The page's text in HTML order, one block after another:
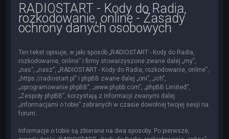
RADIOSTART - Kody do Radia,
rozkodowanie, online - Zasady
ochrony danych osobowych
Ten tekst opisuje, w jaki sposób „RADIOSTART - Kody do Radia,
rozkodowanie, online” i firmy stowarzyszone zwane dalej „my”,
„nas”, „nasz”, „RADIOSTART - Kody do Radia, rozkodowanie, online”,
„https://radiostart.pl” i phpBB zwane dalej „oni”, „ich”,
„oprogramowanie phpBB”, „www.phpbb.com”, „phpBB Limited”,
„Zespoły phpBB”, korzystają z informacji zwanymi dalej
„informacjami o tobie” zebranych w czasie dowolnej twojej sesji na
forum.
Informacje o tobie są zbierane na dwa sposoby. Po pierwsze,